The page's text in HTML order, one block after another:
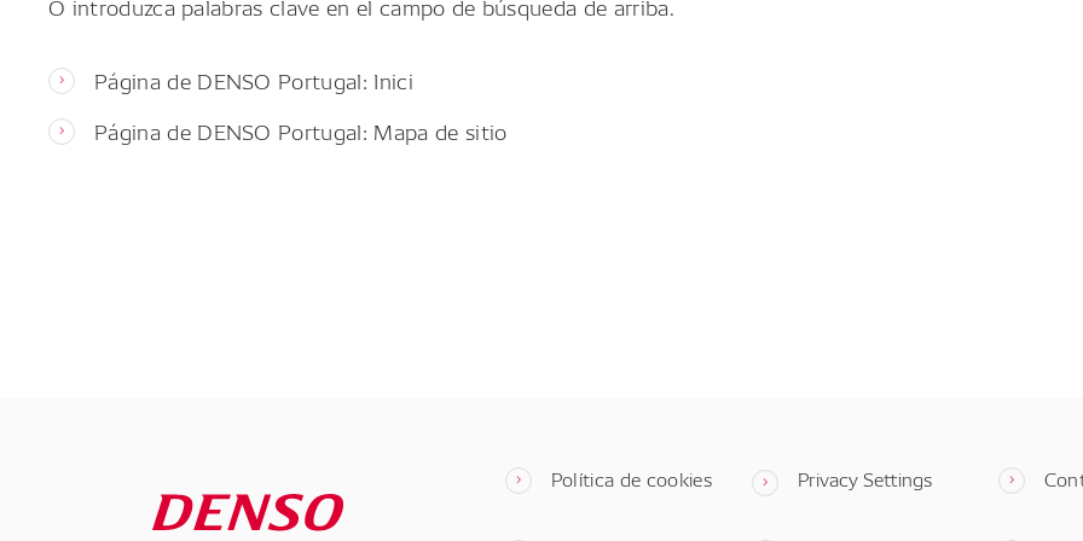
Página de DENSO Portugal: Inici
Página de DENSO Portugal: Mapa de sitio
Política de cookies Privacy Settings